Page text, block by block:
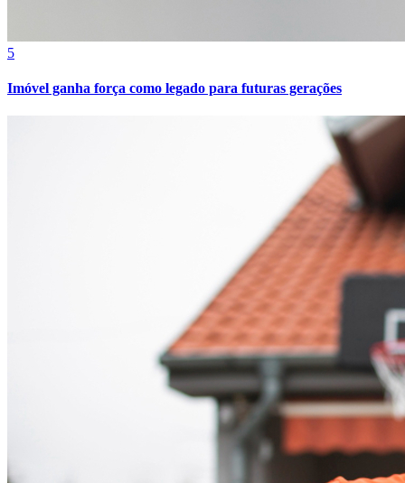
5
Imóvel ganha força como legado para futuras gerações